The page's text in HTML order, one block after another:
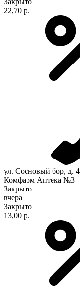
22,70 р.
ул. Сосновый бор, д. 4
Комфарм Аптека №3
Закрыто
вчера
Закрыто
13,00 р.